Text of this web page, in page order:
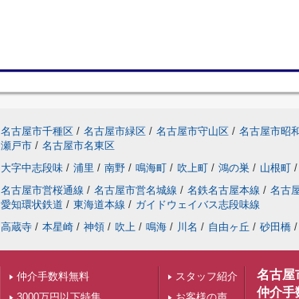
名古屋市千種区 / 名古屋市緑区 / 名古屋市守山区 / 名古屋市昭
瀬戸市 / 名古屋市名東区
大字中志段味 / 浦里 / 南野 / 鳴海町 / 吹上町 / 鴻の巣 / 山根町 /
名古屋市営桜通線 / 名古屋市営名城線 / 名鉄名古屋本線 / 名古
愛知環状鉄道 / 東海道本線 / ガイドウェイバス志段味線
高蔵寺 / 本星崎 / 神領 / 吹上 / 鳴海 / 川名 / 自由ヶ丘 / 砂田橋 /
仲介手数料無料
スタッフ紹介
名古屋
仲介手